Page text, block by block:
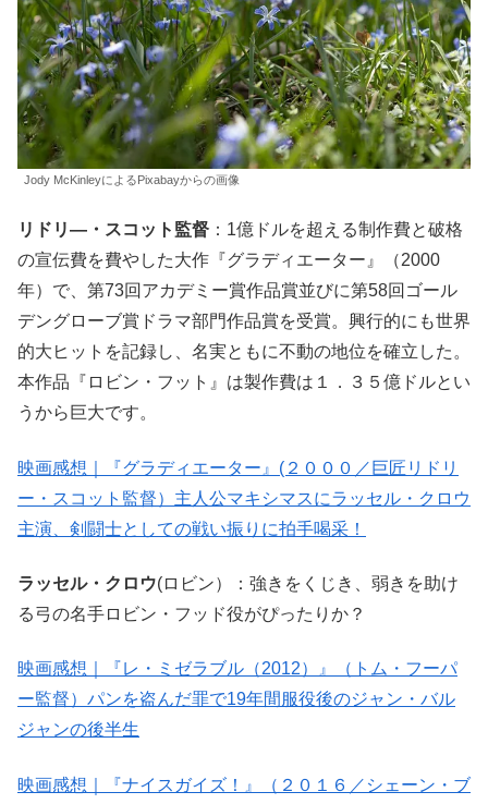
Jody McKinleyによるPixabayからの画像
リドリ―・スコット監督 ：1億ドルを超える制作費と破格
の宣伝費を費やした大作『グラディエーター』（2000
年）で、第73回アカデミー賞作品賞並びに第58回ゴール
デングローブ賞ドラマ部門作品賞を受賞。興行的にも世界
的大ヒットを記録し、名実ともに不動の地位を確立した。
本作品『ロビン・フット』は製作費は１．３５億ドルとい
うから巨大です。
映画感想｜『グラディエーター』(２０００／巨匠リドリ
ー・スコット監督）主人公マキシマスにラッセル・クロウ
主演、剣闘士としての戦い振りに拍手喝采！
ラッセル・クロウ(ロビン）：強きをくじき、弱きを助け
る弓の名手ロビン・フッド役がぴったりか？
映画感想｜『レ・ミゼラブル（2012）』（トム・フーパ
ー監督）パンを盗んだ罪で19年間服役後のジャン・バル
ジャンの後半生
映画感想｜『ナイスガイズ！』（２０１６／シェーン・ブ